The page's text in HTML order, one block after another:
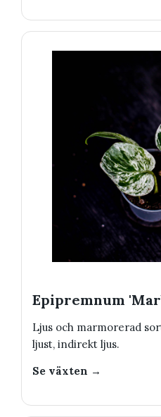
Epipremnum
Ljus och marmorerad
ljust, indirekt ljus.
Se växten →